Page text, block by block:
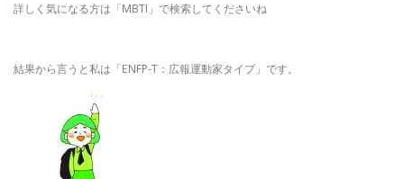
詳しく気になる方は「MBTI」で検索してくださいね
結果から言うと私は「ENFP-T：広報運動家タイプ」です。